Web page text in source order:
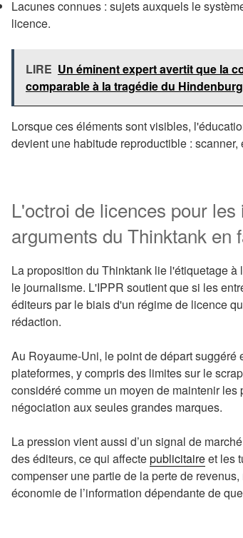
Lacunes connues : sujets auxquels le
licence.
LIRE Un éminent expert avertit que la
comparable à la tragédie du Hindenburg
Lorsque ces éléments sont visibles,
devient une habitude reproductible :
L'octroi de licences pour
arguments du Thinktank en
La proposition du Thinktank lie l'étiquetage
le journalisme. L'IPPR soutient que si les
éditeurs par le biais d'un régime de licence
rédaction.
Au Royaume-Uni, le point de départ
plateformes, y compris des limites sur le
considéré comme un moyen de maintenir
négociation aux seules grandes marques.
La pression vient aussi d’un signal de
des éditeurs, ce qui affectepublicitaireet les
compenser une partie de la perte de
économie de l’information dépendante de